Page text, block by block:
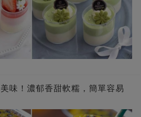
味！濃郁香甜軟糯，簡單容易